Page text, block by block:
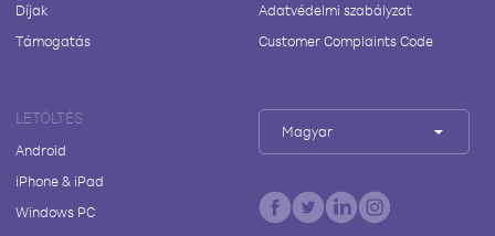
Díjak
Támogatás
Adatvédelmi szabályzat
Customer Complaints Code
LETÖLTÉS
Android
iPhone & iPad
Windows PC
Magyar